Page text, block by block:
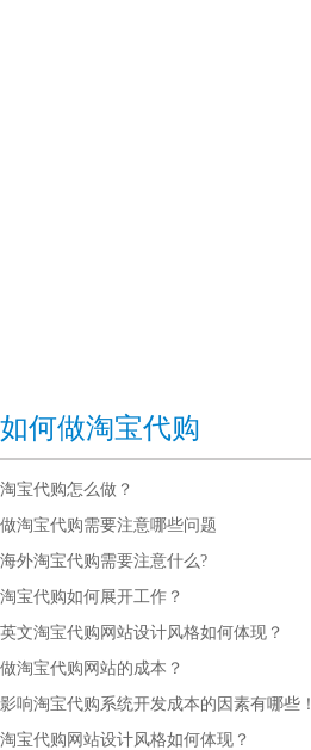
如何做淘宝代购
淘宝代购怎么做？
做淘宝代购需要注意哪些问题
海外淘宝代购需要注意什么?
淘宝代购如何展开工作？
英文淘宝代购网站设计风格如何体现？
做淘宝代购网站的成本？
影响淘宝代购系统开发成本的因素有哪些！
淘宝代购网站设计风格如何体现？